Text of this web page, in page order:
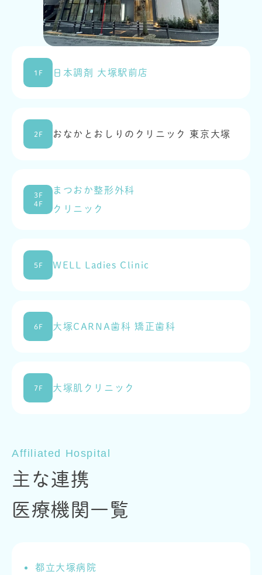
1F 日本調剤 大塚駅前店
2F おなかとおしりのクリニック 東京大塚
3F
4F
まつおか整形外科
クリニック
5F WELL Ladies Clinic
6F 大塚CARNA歯科 矯正歯科
7F 大塚肌クリニック
Affiliated Hospital
主な連携
医療機関一覧
都立大塚病院